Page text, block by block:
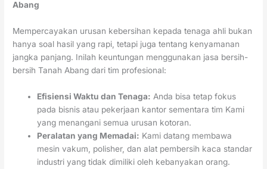
Abang
Mempercayakan urusan kebersihan kepada tenaga ahli bukan
hanya soal hasil yang rapi, tetapi juga tentang kenyamanan
jangka panjang. Inilah keuntungan menggunakan jasa bersih-
bersih Tanah Abang dari tim profesional:
Efisiensi Waktu dan Tenaga: Anda bisa tetap fokus
pada bisnis atau pekerjaan kantor sementara tim Kami
yang menangani semua urusan kotoran.
Peralatan yang Memadai: Kami datang membawa
mesin vakum, polisher, dan alat pembersih kaca standar
industri yang tidak dimiliki oleh kebanyakan orang.